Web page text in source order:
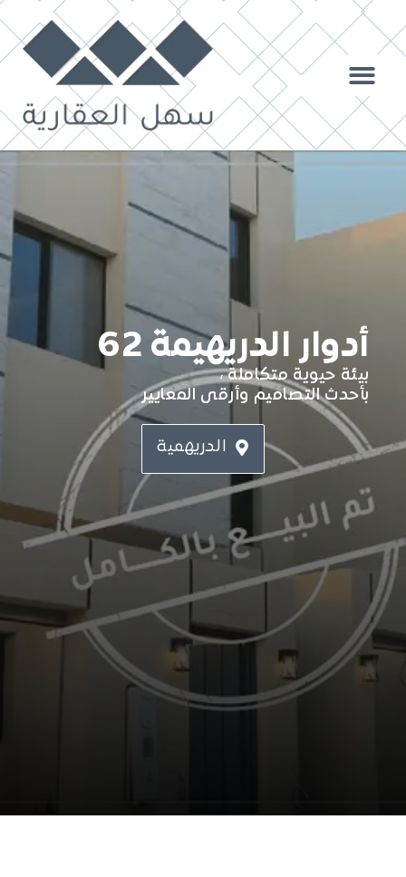
أدوار الدريهيمة 62
بيئة حيوية متكاملة ،
بأحدث التصاميم وأرقى المعايير​
الدريهمية